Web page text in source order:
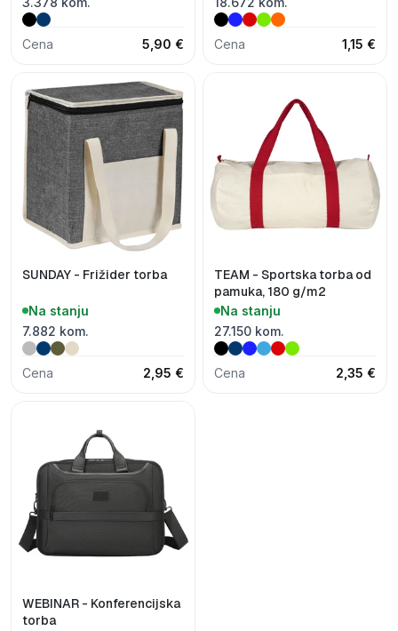
Cena 5,90 € Cena 1,15 €
SUNDAY - Frižider torba
Na stanju
7.882 kom.
Cena 2,95 €
TEAM - Sportska torba od
pamuka, 180 g/m2
Na stanju
27.150 kom.
Cena 2,35 €
WEBINAR - Konferencijska
torba